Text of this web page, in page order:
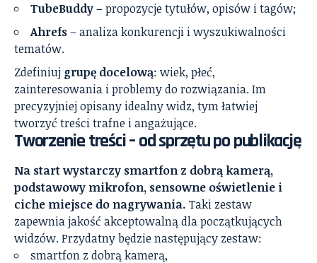
TubeBuddy– propozycje tytułów, opisów i tagów;
Ahrefs– analiza konkurencji i wyszukiwalności
tematów.
Zdefiniuj grupę docelową: wiek, płeć,
zainteresowania i problemy do rozwiązania. Im
precyzyjniej opisany idealny widz, tym łatwiej
tworzyć treści trafne i angażujące.
Tworzenie treści – od sprzętu po publikację
Na start wystarczy smartfon z dobrą kamerą,
podstawowy mikrofon, sensowne oświetlenie i
ciche miejsce do nagrywania. Taki zestaw
zapewnia jakość akceptowalną dla początkujących
widzów. Przydatny będzie następujący zestaw:
smartfon z dobrą kamerą,